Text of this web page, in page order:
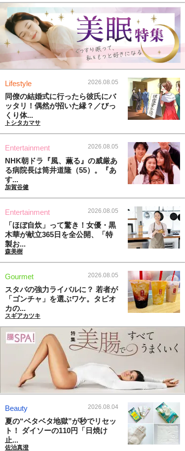
Lifestyle 2026.08.05
同僚の結婚式に行ったら彼氏にバ
ッタリ！偶然が招いた縁？／びっ
くり体...
トシタカマサ
Entertainment 2026.08.05
NHK朝ドラ『風、薫る』の威厳あ
る病院長は筒井道隆（55）。『あ
す...
加賀谷健
Entertainment 2026.08.05
「ほぼ自炊」って驚き！女優・黒
木華が献立365日を全公開、「特
製お...
森美樹
Gourmet 2026.08.05
スタバの強力ライバルに？ 若者が
「ゴンチャ」を選ぶワケ。タピオ
カの...
スギアカツキ
Beauty 2026.08.04
夏の“ベタベタ地獄”が秒でリセッ
ト！ ダイソーの110円「日焼け
止...
佐治真澄